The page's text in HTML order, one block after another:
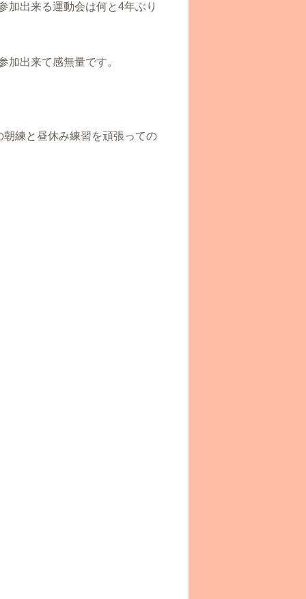
加出来る運動会は何と4年ぶり
出来て感無量です。
朝練と昼休み練習を頑張っての